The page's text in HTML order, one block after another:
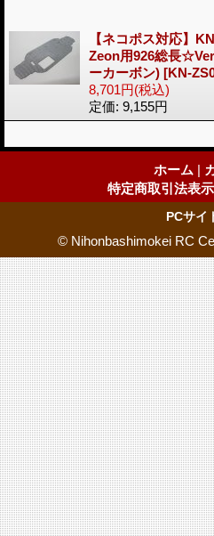
【ネコポス対応】
Zeon用926総長
ーカーボン) [KN-
8,701円(税込)
定価: 9,155円
ホーム |
特定商取引法表示
PCサイ
© Nihonbashimokei RC